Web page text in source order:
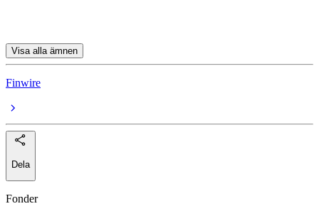
Visa alla ämnen
Finwire
Dela
Fonder